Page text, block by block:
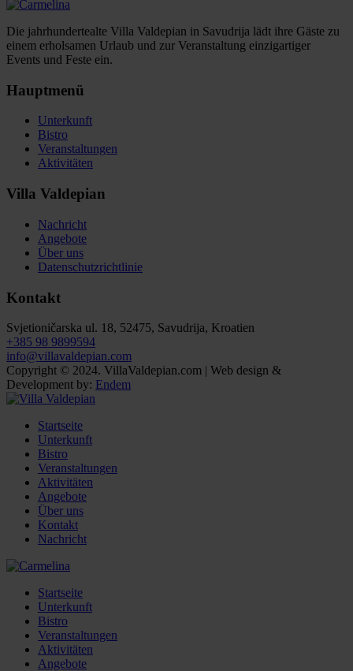
Die jahrhundertealte Villa Valdepian in Savudrija lädt ihre Gäste zu
einem erholsamen Urlaub und zur Veranstaltung einzigartiger
Events und Feste ein.
Hauptmenü
Unterkunft
Bistro
Veranstaltungen
Aktivitäten
Villa Valdepian
Nachricht
Angebote
Über uns
Datenschutzrichtlinie
Kontakt
Svjetioničarska ul. 18, 52475, Savudrija, Kroatien
+385 98 9899594
info@villavaldepian.com
Copyright © 2024. VillaValdepian.com | Web design &
Development by: Endem
Startseite
Unterkunft
Bistro
Veranstaltungen
Aktivitäten
Angebote
Über uns
Kontakt
Nachricht
Startseite
Unterkunft
Bistro
Veranstaltungen
Aktivitäten
Angebote